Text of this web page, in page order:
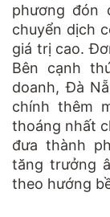
phương đón
chuyển dịch
giá trị cao.
Bên cạnh
doanh, Đà
chính thêm
thoáng nhất
đưa thành
tăng trưởng
theo hướng